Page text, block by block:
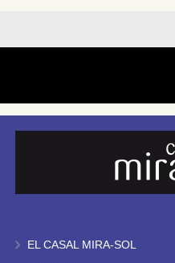
EL CASAL MIRA-SOL